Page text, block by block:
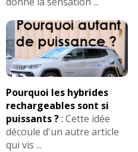
Pourquoi les hybrides
rechargeables sont si
puissants ?: Cette idée
découle d'un autre article
qui vis ...